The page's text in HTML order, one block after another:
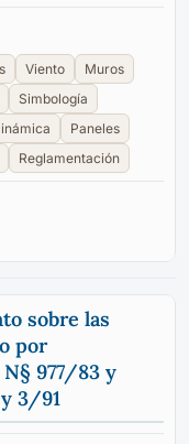
Viento
Muros
Simbología
Paneles
Reglamentación
sobre las
por
977/83 y
3/91